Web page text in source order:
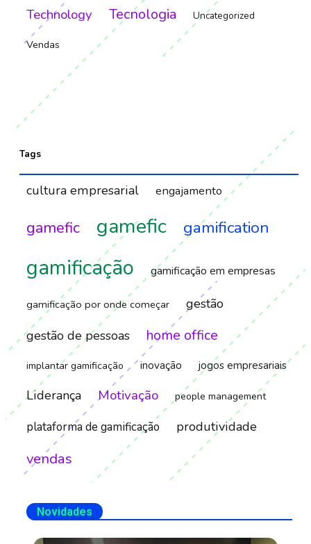
Technology Tecnologia Uncategorized
Vendas
Tags
cultura empresarial engajamento
gamefic gamefic gamification
gamificação gamificação em empresas
gamificação por onde começar
gestão
gestão de pessoas
home office
implantar gamificação inovação jogos empresariais
Liderança Motivação people management
plataforma de gamificação produtividade
vendas
Novidades